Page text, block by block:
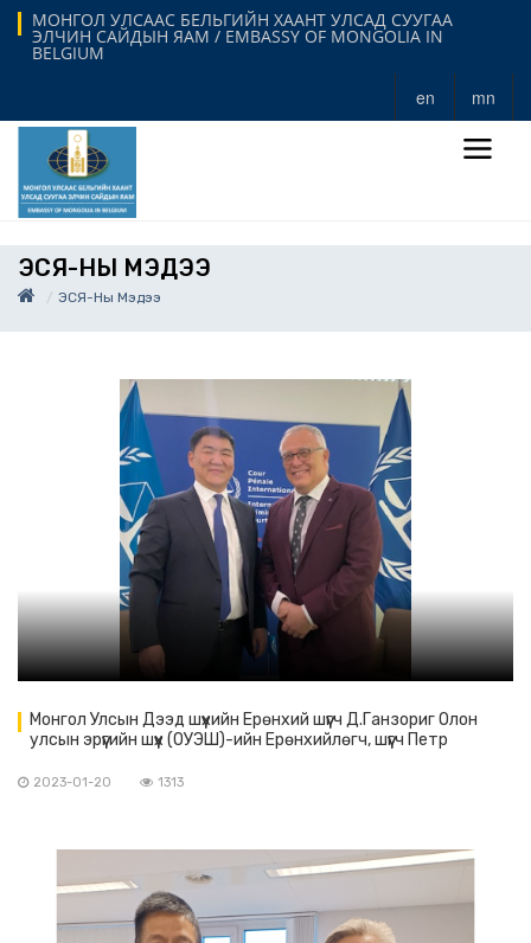
МОНГОЛ УЛСААС БЕЛЬГИЙН ХААНТ УЛСАД СУУГАА
ЭЛЧИН САЙДЫН ЯАМ / EMBASSY OF MONGOLIA IN
BELGIUM
en mn
ЭСЯ-НЫ МЭДЭЭ
ЭСЯ-Ны Мэдээ
Монгол Улсын Дээд шүүхийн Ерөнхий шүүгч Д.Ганзориг Олон
улсын эрүүгийн шүүх (ОУЭШ)-ийн Ерөнхийлөгч, шүүгч Петр
2023-01-20 1313